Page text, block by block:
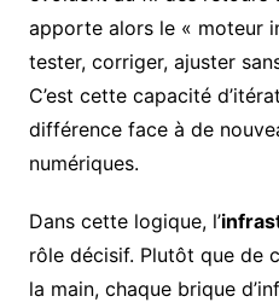
apporte alors le « moteur
tester, corriger, ajuster
C’est cette capacité
différence face à de
numériques.
Dans cette logique, l’
rôle décisif. Plutôt que de
la main, chaque brique